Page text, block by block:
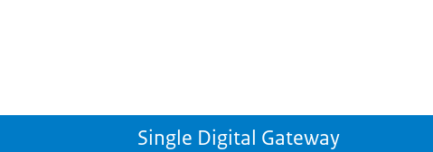
Single Digital Gateway